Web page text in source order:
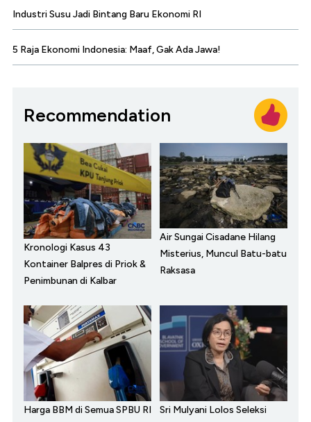
Industri Susu Jadi Bintang Baru Ekonomi RI
5 Raja Ekonomi Indonesia: Maaf, Gak Ada Jawa!
Recommendation
Kronologi Kasus 43
Kontainer Balpres di Priok &
Penimbunan di Kalbar
Air Sungai Cisadane Hilang
Misterius, Muncul Batu-batu
Raksasa
Harga BBM di Semua SPBU RI
Sri Mulyani Lolos Seleksi